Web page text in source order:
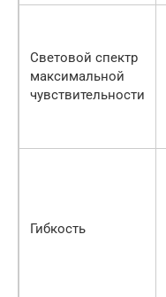
Световой спектр
максимальной
чувствительности
Гибкость